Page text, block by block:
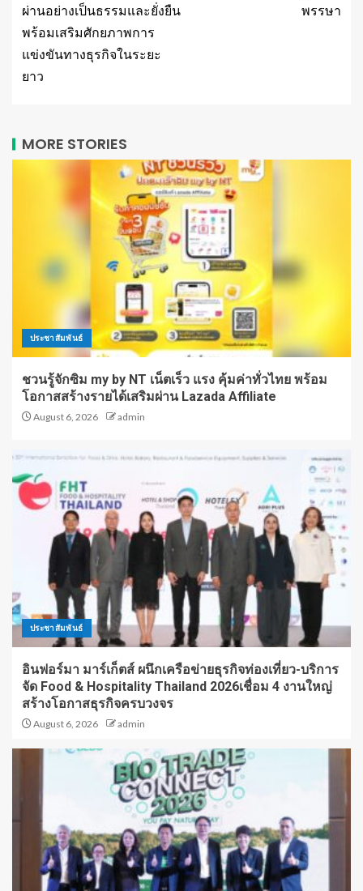
ผ่านอย่างเป็นธรรมและยั่งยืน
พร้อมเสริมศักยภาพการ
แข่งขันทางธุรกิจในระยะ
ยาว
พรรษา
MORE STORIES
ประชาสัมพันธ์
ชวนรู้จักซิม my by NT เน็ตเร็ว แรง คุ้มค่าทั่วไทย พร้อม
โอกาสสร้างรายได้เสริมผ่าน Lazada Affiliate
August 6, 2026 admin
ประชาสัมพันธ์
อินฟอร์มา มาร์เก็ตส์ ผนึกเครือข่ายธุรกิจท่องเที่ยว-บริการ
จัด Food & Hospitality Thailand 2026เชื่อม 4 งานใหญ่
สร้างโอกาสธุรกิจครบวงจร
August 6, 2026 admin